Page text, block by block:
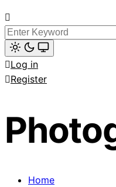
Search
for:
Light
mode
(click
to
Log in
Register
Home